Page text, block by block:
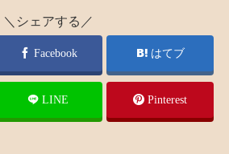
＼シェアする／
Facebook はてブ
LINE Pinterest